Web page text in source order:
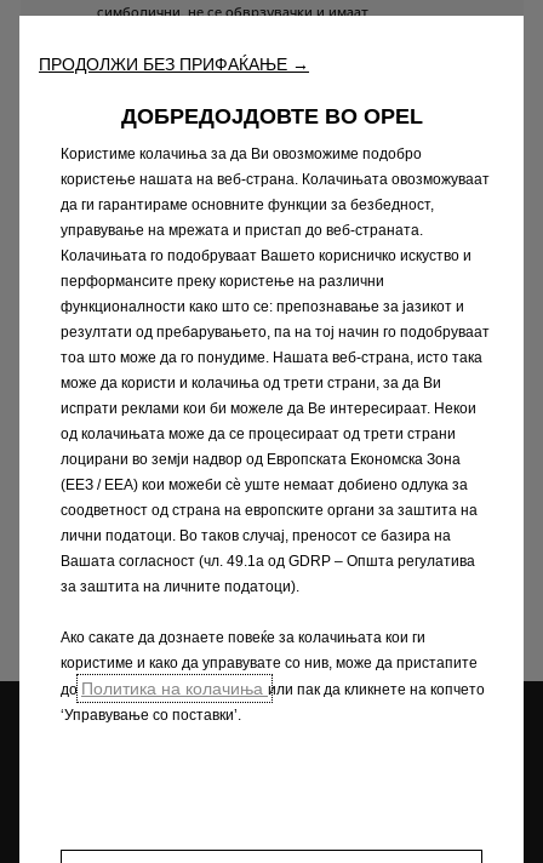
симболични, не се обврзувачки и имаат
овластените дилери на Opel
одговорност.
Цената прикажана во Евра служи само за
денарска противвредност во сите официјални
документи. Сите вредности вклучуваат ДДВ.
Во врска со подетални информации и потврда на
цената, препорачуваме да стапите во контакт со
овластен дилер или со увозникот, каде ќе
бидат одговорени од страна на нашите продажни
советници.
Сите изнесени податоци за потрошувачка на
гориво, емисија на CО2, фотографии, опрема, цени
и тн,... имаат само информативен карактер. За
добиените податоци, контактирајте со
најблискиот дилер или со увозникот.
Вашата конфигурација, електронски можете да ја
проследите до најблискиот дилер или увозникот,
по што ќе бидете контактирани
ПРОДОЛЖИ БЕЗ ПРИФАЌАЊЕ →
ДОБРЕДОЈДОВТЕ ВО OPEL
Користиме колачиња за да Ви овозможиме подобро
користење нашата на веб-страна. Колачињата овозможуваат
да ги гарантираме основните функции за безбедност,
управување на мрежата и пристап до веб-страната.
Колачињата го подобруваат Вашето корисничко искуство и
перформансите преку користење на различни
функционалности како што се: препознавање за јазикот и
резултати од пребарувањето, па на тој начин го подобруваат
тоа што може да го понудиме. Нашата веб-страна, исто така
може да користи и колачиња од трети страни, за да Ви
испрати реклами кои би можеле да Ве интересираат. Некои
од колачињата може да се процесираат од трети страни
лоцирани во земји надвор од Европската Економска Зона
(ЕЕЗ / EEA) кои можеби сѐ уште немаат добиено одлука за
соодветност од страна на европските органи за заштита на
лични податоци. Во таков случај, преносот се базира на
Вашата согласност (чл. 49.1а од GDRP – Општа регулатива
за заштита на личните податоци).
Ако сакате да дознаете повеќе за колачињата кои ги
користиме и како да управувате со нив, може да пристапите
до Политика на колачиња или пак да кликнете на копчето
‘Управување со поставки’.